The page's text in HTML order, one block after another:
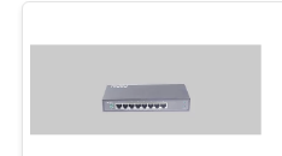
AKTUALNOŚCI